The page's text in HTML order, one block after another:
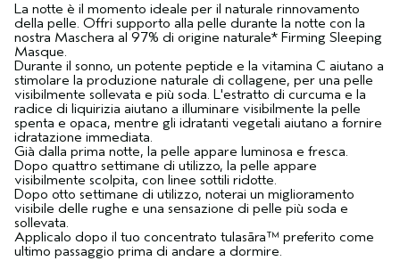
La notte è il momento ideale per il naturale rinnovamento
della pelle. Offri supporto alla pelle durante la notte con la
nostra Maschera al 97% di origine naturale* Firming Sleeping
Masque.
Durante il sonno, un potente peptide e la vitamina C aiutano a
stimolare la produzione naturale di collagene, per una pelle
visibilmente sollevata e più soda. L'estratto di curcuma e la
radice di liquirizia aiutano a illuminare visibilmente la pelle
spenta e opaca, mentre gli idratanti vegetali aiutano a fornire
idratazione immediata.
Già dalla prima notte, la pelle appare luminosa e fresca.
Dopo quattro settimane di utilizzo, la pelle appare
visibilmente scolpita, con linee sottili ridotte.
Dopo otto settimane di utilizzo, noterai un miglioramento
visibile delle rughe e una sensazione di pelle più soda e
sollevata.
Applicalo dopo il tuo concentrato tulasāra™ preferito come
ultimo passaggio prima di andare a dormire.